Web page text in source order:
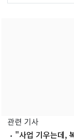
관련 기사
"사업 기우는데,